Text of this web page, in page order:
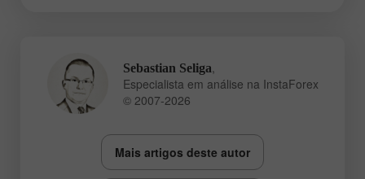
Sebastian Seliga
Especialista em análise na InstaForex
© 2007-2026
Mais artigos deste autor